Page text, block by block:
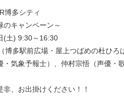
博多シティ
のキャンペーン～
土) 9:30～16:30
多駅前広場・屋上つばめの杜ひろ
気象予報士）、仲村宗悟（声優・
、お出掛けください！！